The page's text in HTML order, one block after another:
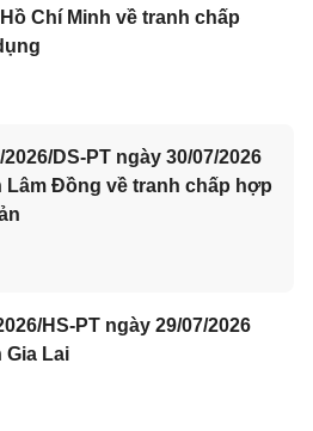
Chí Minh về tranh chấp
DS-PT ngày 30/07/2026
Lâm Đồng về tranh chấp hợp
HS-PT ngày 29/07/2026
Gia Lai